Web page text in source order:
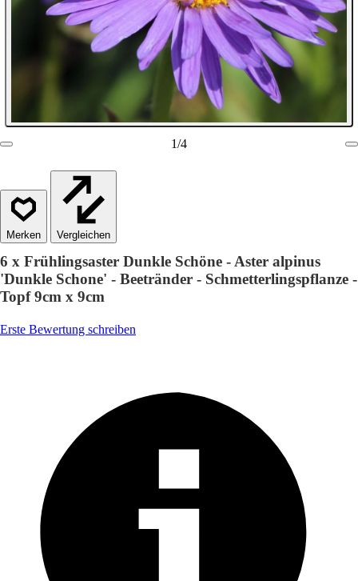
1/4
Vergleichen
6 x Frühlingsaster Dunkle Schöne - Aster alpinus
'Dunkle Schone' - Beetränder - Schmetterlingspflanze -
Topf 9cm x 9cm
Erste Bewertung schreiben